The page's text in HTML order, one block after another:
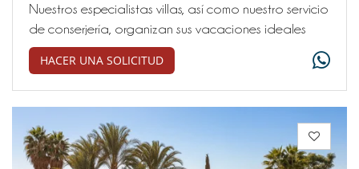
Nuestros especialistas villas, así como nuestro servicio
de conserjería, organizan sus vacaciones ideales
HACER UNA SOLICITUD